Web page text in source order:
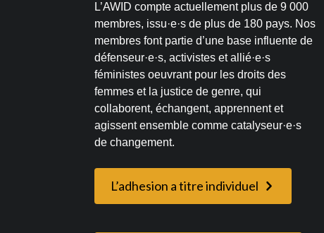
L’AWID compte actuellement plus de 9 000
membres, issu·e·s de plus de 180 pays. Nos
membres font partie d’une base influente de
défenseur·e·s, activistes et allié·e·s
féministes oeuvrant pour les droits des
femmes et la justice de genre, qui
collaborent, échangent, apprennent et
agissent ensemble comme catalyseur·e·s
de changement.
L’adhesion a titre individuel